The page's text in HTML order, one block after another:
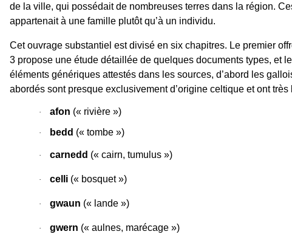
de la ville, qui possédait de nombreuses terres dans la région.
appartenait à une famille plutôt qu’à un individu.
Cet ouvrage substantiel est divisé en six chapitres. Le premier
3 propose une étude détaillée de quelques documents types, et
éléments génériques attestés dans les sources, d’abord les
abordés sont presque exclusivement d’origine celtique et ont
· afon (« rivière »)
· bedd (« tombe »)
· carnedd (« cairn, tumulus »)
· celli (« bosquet »)
· gwaun (« lande »)
· gwern (« aulnes, marécage »)